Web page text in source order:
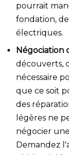
pourrait
fondation,
électriques.
Négociation
découverts,
nécessaire
que ce soit
des
légères ne
négocier
Demandez